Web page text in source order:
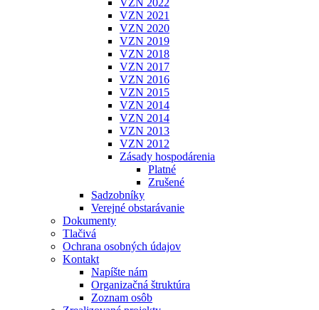
VZN 2021
VZN 2020
VZN 2019
VZN 2018
VZN 2017
VZN 2016
VZN 2015
VZN 2014
VZN 2014
VZN 2013
VZN 2012
Zásady hospodárenia
Platné
Zrušené
Sadzobníky
Verejné obstarávanie
Dokumenty
Tlačivá
Ochrana osobných údajov
Kontakt
Napíšte nám
Organizačná štruktúra
Zoznam osôb